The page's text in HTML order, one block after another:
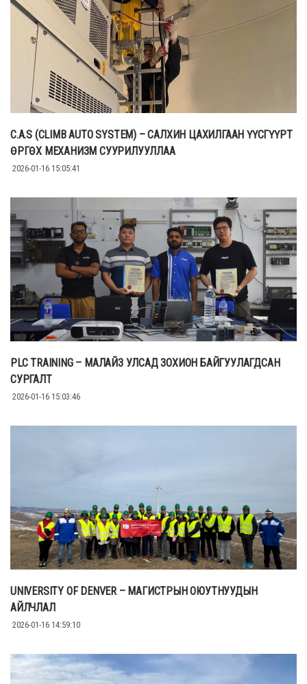
C.A.S (CLIMB AUTO SYSTEM) – САЛХИН ЦАХИЛГААН ҮҮСГҮҮРТ
ӨРГӨХ МЕХАНИЗМ СУУРИЛУУЛЛАА
2026-01-16 15:05:41
PLC TRAINING – МАЛАЙЗ УЛСАД ЗОХИОН БАЙГУУЛАГДСАН
СУРГАЛТ
2026-01-16 15:03:46
UNIVERSITY OF DENVER – МАГИСТРЫН ОЮУТНУУДЫН
АЙЛЧЛАЛ
2026-01-16 14:59:10